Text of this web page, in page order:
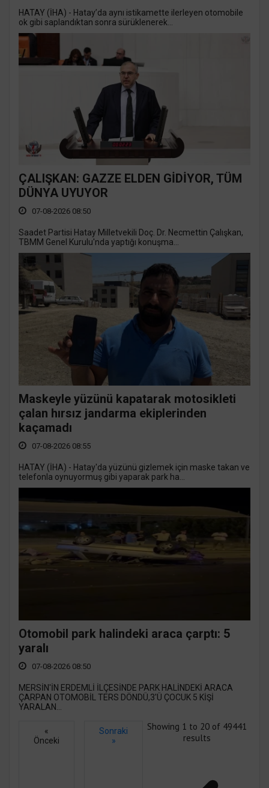
HATAY (İHA) - Hatay’da aynı istikamette ilerleyen otomobile
ok gibi saplandıktan sonra sürüklenerek...
ÇALIŞKAN: GAZZE ELDEN GİDİYOR, TÜM
DÜNYA UYUYOR
07-08-2026 08:50
Saadet Partisi Hatay Milletvekili Doç. Dr. Necmettin Çalışkan,
TBMM Genel Kurulu'nda yaptığı konuşma...
Maskeyle yüzünü kapatarak motosikleti
çalan hırsız jandarma ekiplerinden
kaçamadı
07-08-2026 08:55
HATAY (İHA) - Hatay'da yüzünü gizlemek için maske takan ve
telefonla oynuyormuş gibi yaparak park ha...
Otomobil park halindeki araca çarptı: 5
yaralı
07-08-2026 08:50
MERSİN'İN ERDEMLİ İLÇESİNDE PARK HALİNDEKİ ARACA
ÇARPAN OTOMOBİL TERS DÖNDÜ,3'Ü ÇOCUK 5 KİŞİ
YARALAN...
«
Önceki
Sonraki
»
Showing 1 to 20of 49441
results